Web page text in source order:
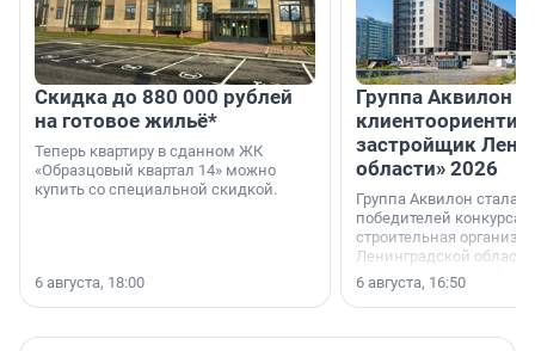
Скидка до 880 000 рублей
на готовое жильё*
Теперь квартиру в сданном ЖК
«Образцовый квартал 14» можно
купить со специальной скидкой.
6 августа, 18:00
Группа Аквилон
застройщик
области» 2026
Группа Аквилон стала
победителей конкурса
строительная
Ленинградской области
номинации «Самый
застройщик
области».
6 августа, 16:50